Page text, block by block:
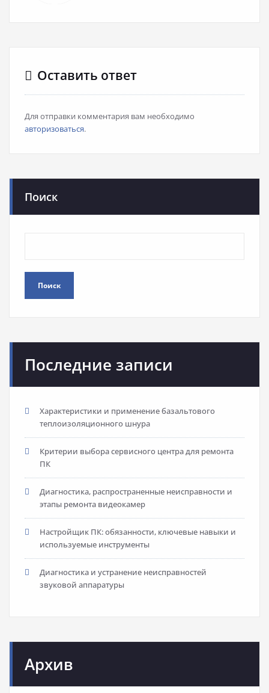
Оставить ответ
Для отправки комментария вам необходимо
авторизоваться.
Поиск
Поиск
Последние записи
Характеристики и применение базальтового
теплоизоляционного шнура
Критерии выбора сервисного центра для ремонта
ПК
Диагностика, распространенные неисправности и
этапы ремонта видеокамер
Настройщик ПК: обязанности, ключевые навыки и
используемые инструменты
Диагностика и устранение неисправностей
звуковой аппаратуры
Архив